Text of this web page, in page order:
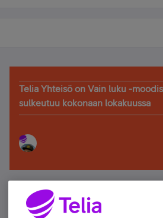
Telia Yhteisö on Vain luku -
sulkeutuu kokonaan lokakuussa
Älä jää paitsi – osallistu ja